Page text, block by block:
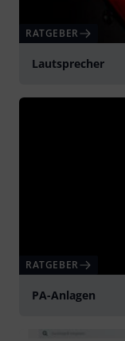
RATGEBER
Lautsprecher
RATGEBER
PA-Anlagen